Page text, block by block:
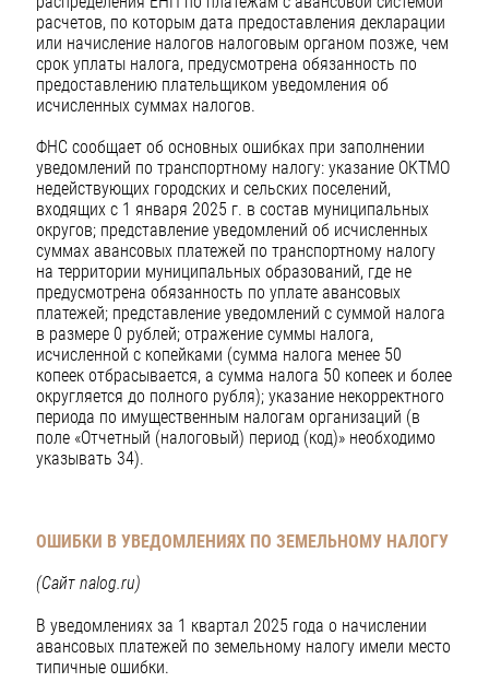
расчетов, по которым дата предоставления декларации
или начисление налогов налоговым органом позже, чем
срок уплаты налога, предусмотрена обязанность по
предоставлению плательщиком уведомления об
исчисленных суммах налогов.
ФНС сообщает об основных ошибках при заполнении
уведомлений по транспортному налогу: указание ОКТМО
недействующих городских и сельских поселений,
входящих с 1 января 2025 г. в состав муниципальных
округов; представление уведомлений об исчисленных
суммах авансовых платежей по транспортному налогу
на территории муниципальных образований, где не
предусмотрена обязанность по уплате авансовых
платежей; представление уведомлений с суммой налога
в размере 0 рублей; отражение суммы налога,
исчисленной с копейками (сумма налога менее 50
копеек отбрасывается, а сумма налога 50 копеек и более
округляется до полного рубля); указание некорректного
периода по имущественным налогам организаций (в
поле «Отчетный (налоговый) период (код)» необходимо
указывать 34).
ОШИБКИ В УВЕДОМЛЕНИЯХ ПО ЗЕМЕЛЬНОМУ НАЛОГУ
(Сайт nalog.ru)
В уведомлениях за 1 квартал 2025 года о начислении
авансовых платежей по земельному налогу имели место
типичные ошибки.